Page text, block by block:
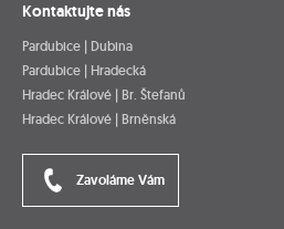
Kontaktujte nás
Pardubice | Dubina
Pardubice | Hradecká
Hradec Králové | Br. Štefanů
Hradec Králové | Brněnská
Zavoláme Vám